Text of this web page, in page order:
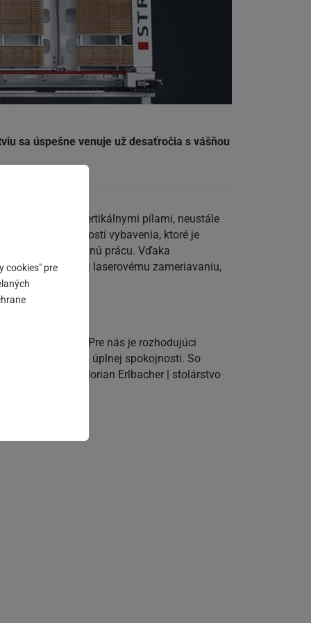
cookies" pre
sa úspešne venuje už desaťročia s vášňou
líder na trhu s vertikálnymi pílami, neustále
možností vybavenia, ktoré je
každodennú prácu. Vďaka
valcom ako aj laserovému zameriavaniu,
Pre nás je rozhodujúci
hladko a k našej úplnej spokojnosti. So
Schaidreiter, Florian Erlbacher | stolárstvo